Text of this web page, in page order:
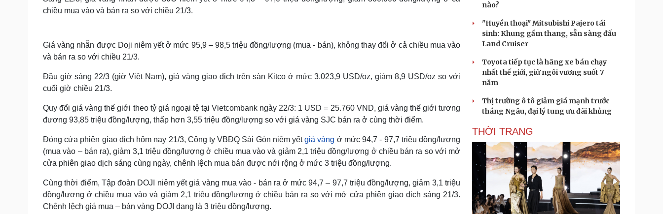
Làm đẹp - giảm cân
Cải chính
chiều mua vào và bán ra so với chiều 21/3.
Giá vàng nhẫn được Doji niêm yết ở mức 95,9 – 98,5 triệu đồng/lượng (mua - bán), không thay đổi ở cả chiều mua vào
và bán ra so với chiều 21/3.
Đầu giờ sáng 22/3 (giờ Việt Nam), giá vàng giao dịch trên sàn Kitco ở mức 3.023,9 USD/oz, giảm 8,9 USD/oz so với
cuối giờ chiều 21/3.
Quy đổi giá vàng thế giới theo tỷ giá ngoại tệ tại Vietcombank ngày 22/3: 1 USD = 25.760 VND, giá vàng thế giới tương
đương 93,85 triệu đồng/lượng, thấp hơn 3,55 triệu đồng/lượng so với giá vàng SJC bán ra ở cùng thời điểm.
Đóng cửa phiên giao dịch hôm nay 21/3, Công ty VBĐQ Sài Gòn niêm yếtgiá vàng ở mức 94,7 - 97,7 triệu đồng/lượng
(mua vào – bán ra), giảm 3,1 triệu đồng/lượng ở chiều mua vào và giảm 2,1 triệu đồng/lượng ở chiều bán ra so với mở
cửa phiên giao dịch sáng cùng ngày, chênh lệch mua bán được nới rộng ở mức 3 triệu đồng/lượng.
Cùng thời điểm, Tập đoàn DOJI niêm yết giá vàng mua vào - bán ra ở mức 94,7 – 97,7 triệu đồng/lượng, giảm 3,1 triệu
đồng/lượng ở chiều mua vào và giảm 2,1 triệu đồng/lượng ở chiều bán ra so với mở cửa phiên giao dịch sáng 21/3.
Chênh lệch giá mua – bán vàng DOJI đang là 3 triệu đồng/lượng.
nào?
"Huyền thoại" Mitsubishi Pajero tái
sinh: Khung gầm thang, sẵn sàng đấu
Land Cruiser
Toyota tiếp tục là hãng xe bán chạy
nhất thế giới, giữ ngôi vương suốt 7
năm
Thị trường ô tô giảm giá mạnh trước
tháng Ngâu, đại lý tung ưu đãi khủng
THỜI TRANG